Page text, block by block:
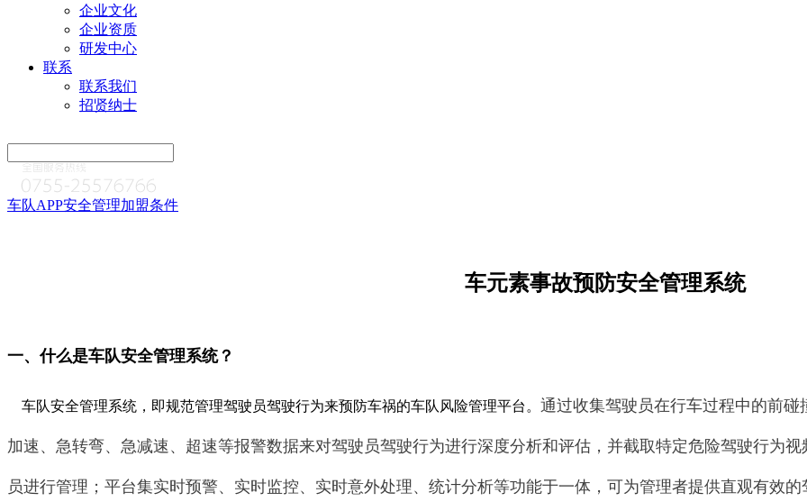
企业文化
企业资质
研发中心
联系
联系我们
招贤纳士
车队APP安全管理加盟条件
车元素事故预防安全管理系统
一、什么是车队安全管理系统？
车队安全管理系统，即规范管理驾驶员驾驶行为来预防车祸的车队风险管理平台。 通过收集驾驶员在行车过程中的前
加速、急转弯、急减速、超速等报警数据来对驾驶员驾驶行为进行深度分析和评估，并截取特定危险驾驶行为
员进行管理；平台集实时预警、实时监控、实时意外处理、统计分析等功能于一体，可为管理者提供直观有效